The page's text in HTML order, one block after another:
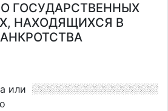
ГОСУДАРСТВЕННЫХ
НАХОДЯЩИХСЯ В
или